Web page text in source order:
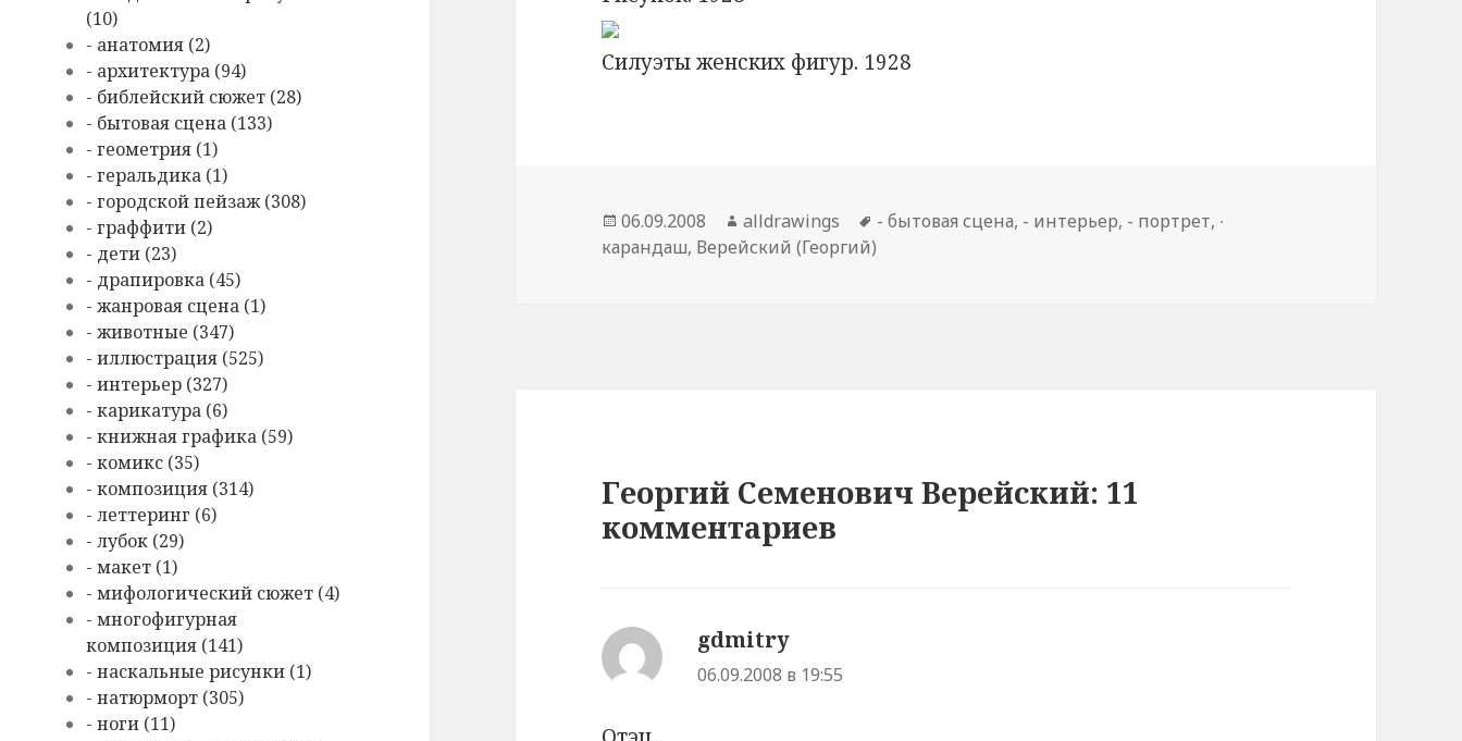
(10)
- анатомия (2)
- архитектура (94)
- библейский сюжет (28)
- бытовая сцена (133)
- геометрия (1)
- геральдика (1)
- городской пейзаж (308)
- граффити (2)
- дети (23)
- драпировка (45)
- жанровая сцена (1)
- животные (347)
- иллюстрация (525)
- интерьер (327)
- карикатура (6)
- книжная графика (59)
- комикс (35)
- композиция (314)
- леттеринг (6)
- лубок (29)
- макет (1)
- мифологический сюжет (4)
- многофигурная
композиция (141)
- наскальные рисунки (1)
- натюрморт (305)
- ноги (11)
Силуэты женских фигур. 1928
Опубликовано
06.09.2008 Автор
alldrawings Метки
- бытовая сцена, - интерьер, - портрет, ∙
карандаш, Верейский (Георгий)
Георгий Семенович Верейский: 11
комментариев
gdmitry
06.09.2008 в 19:55